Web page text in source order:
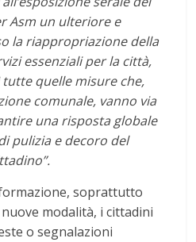
Asm un ulteriore e
la riappropriazione della
essenziali per la città,
quelle misure che,
comunale, vanno via
una risposta globale
pulizia e decoro del
soprattutto
modalità, i cittadini
o segnalazioni